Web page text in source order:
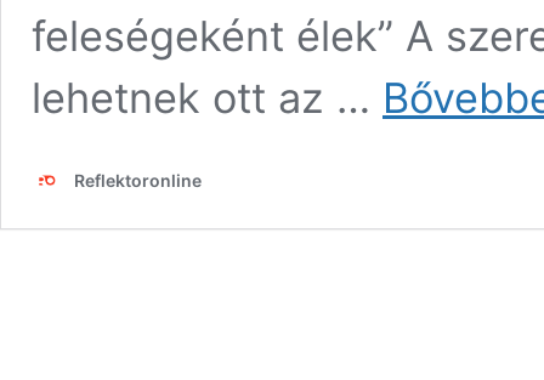
feleségeként élek” A
lehetnek ott az …
Reflektoronline